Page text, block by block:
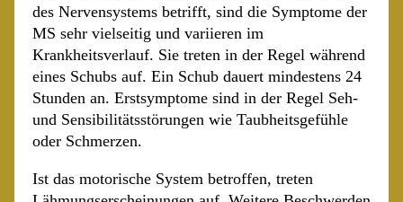
des Nervensystems betrifft, sind die Symptome der
MS sehr vielseitig und variieren im
Krankheitsverlauf. Sie treten in der Regel während
eines Schubs auf. Ein Schub dauert mindestens 24
Stunden an. Erstsymptome sind in der Regel Seh-
und Sensibilitätsstörungen wie Taubheitsgefühle
oder Schmerzen.
Ist das motorische System betroffen, treten